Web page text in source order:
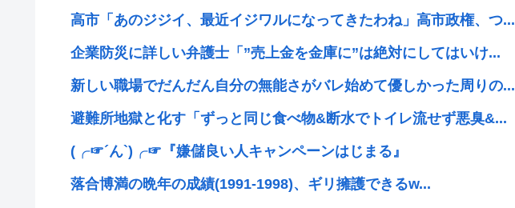
高市「あのジジイ、最近イジワルになってきたわね」高市政権、つ...
企業防災に詳しい弁護士「”売上金を金庫に”は絶対にしてはいけ...
新しい職場でだんだん自分の無能さがバレ始めて優しかった周りの...
避難所地獄と化す「ずっと同じ食べ物&断水でトイレ流せず悪臭&...
(╭☞´ん`)╭☞『嫌儲良い人キャンペーンはじまる』
落合博満の晩年の成績(1991-1998)、ギリ擁護できるw...